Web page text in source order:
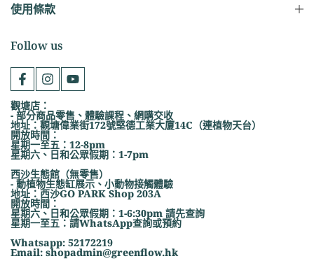
使用條款
Follow us
觀塘店：
- 部分商品零售、體驗課程、網購交收
地址：觀塘偉業街172號堅德工業大廈14C（連植物天台）
開放時間：
星期一至五：12-8pm
星期六、日和公眾假期：1-7pm
西沙生態館（無零售）
- 動植物生態缸展示、小動物接觸體驗
地址：西沙GO PARK Shop 203A
開放時間：
星期六、日和公眾假期：1-6:30pm 請先查詢
星期一至五：請WhatsApp查詢或預約
Whatsapp: 52172219
Email: shopadmin@greenflow.hk